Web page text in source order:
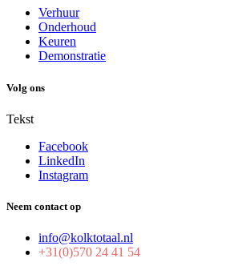
Verhuur
Onderhoud
Keuren
Demonstratie
Volg ons
Tekst
Facebook
LinkedIn
Instagram
Neem contact op
info@kolktotaal.nl
+31(0)570 24 41 54